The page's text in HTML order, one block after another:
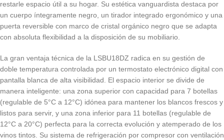
restarle espacio útil a su hogar. Su estética vanguardista destaca por
un cuerpo íntegramente negro, un tirador integrado ergonómico y una
puerta reversible con marco de cristal orgánico negro que se adapta
con absoluta flexibilidad a la disposición de su mobiliario.
La gran ventaja técnica de la LSBU18DZ radica en su gestión de
doble temperatura controlada por un termostato electrónico digital con
pantalla blanca de alta visibilidad. El espacio interior se divide de
manera inteligente: una zona superior con capacidad para 7 botellas
(regulable de 5°C a 12°C) idónea para mantener los blancos frescos y
listos para servir, y una zona inferior para 11 botellas (regulable de
12°C a 20°C) perfecta para la correcta evolución y atemperado de los
vinos tintos. Su sistema de refrigeración por compresor con ventilación